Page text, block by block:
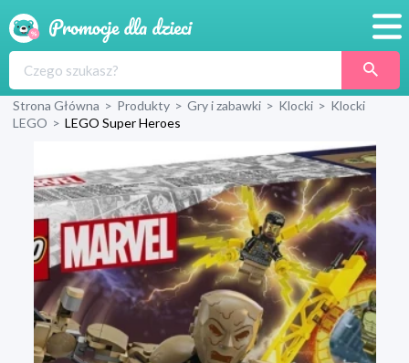
Produkty
Sklepy
Blog
Wyprawka
Strona Główna > Produkty > Gry i zabawki > Klocki > Klocki
LEGO > LEGO Super Heroes